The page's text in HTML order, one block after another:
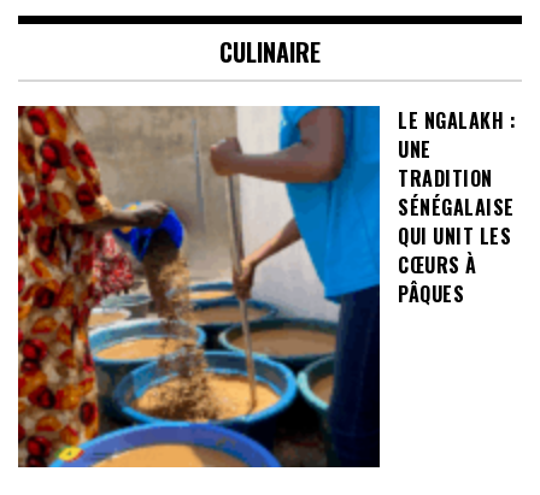
CULINAIRE
LE NGALAKH :
UNE
TRADITION
SÉNÉGALAISE
QUI UNIT LES
CŒURS À
PÂQUES